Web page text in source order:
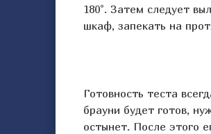
180°. Затем следует
шкаф, запекать на
Готовность теста
брауни будет готов,
остынет. После этого